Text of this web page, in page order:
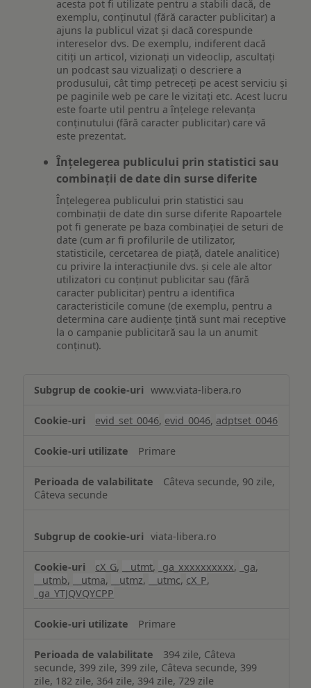
acesta pot fi utilizate pentru a stabili dacă, de
exemplu, conținutul (fără caracter publicitar) a
ajuns la publicul vizat și dacă corespunde
intereselor dvs. De exemplu, indiferent dacă
citiți un articol, vizionați un videoclip, ascultați
un podcast sau vizualizați o descriere a
produsului, cât timp petreceți pe acest serviciu și
pe paginile web pe care le vizitați etc. Acest lucru
este foarte util pentru a înțelege relevanța
conținutului (fără caracter publicitar) care vă
este prezentat.
Înțelegerea publicului prin statistici sau
combinații de date din surse diferite
Înțelegerea publicului prin statistici sau
combinații de date din surse diferite Rapoartele
pot fi generate pe baza combinației de seturi de
date (cum ar fi profilurile de utilizator,
statisticile, cercetarea de piață, datele analitice)
cu privire la interacțiunile dvs. și cele ale altor
utilizatori cu conținut publicitar sau (fără
caracter publicitar) pentru a identifica
caracteristicile comune (de exemplu, pentru a
determina care audiențe țintă sunt mai receptive
la o campanie publicitară sau la un anumit
conținut).
www.viata-libera.ro
evid_set_0046, evid_0046, adptset_0046
Primare
Câteva secunde, 90 zile,
Câteva secunde
viata-libera.ro
cX_G, __utmt, _ga_xxxxxxxxxx, _ga,
__utmb, __utma, __utmz, __utmc, cX_P,
_ga_YTJQVQYCPP
Primare
394 zile, Câteva
secunde, 399 zile, 399 zile, Câteva secunde, 399
zile, 182 zile, 364 zile, 394 zile, 729 zile